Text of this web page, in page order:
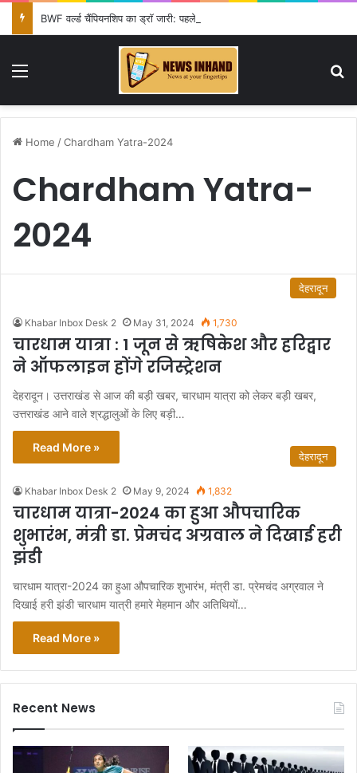
Menu
Home /Chardham Yatra-2024
Chardham Yatra-
2024
देहरादून
Khabar Inbox Desk 2 May 31, 2024 1,730
चारधाम यात्रा : 1 जून से ऋषिकेश और हरिद्वार
ने ऑफलाइन होंगे रजिस्ट्रेशन
देहरादून। उत्तराखंड से आज की बड़ी खबर, चारधाम यात्रा को लेकर बड़ी खबर,
उत्तराखंड आने वाले श्रद्धालुओं के लिए बड़ी…
Read More »
देहरादून
Khabar Inbox Desk 2 May 9, 2024 1,832
चारधाम यात्रा-2024 का हुआ औपचारिक
शुभारंभ, मंत्री डा. प्रेमचंद अग्रवाल ने दिखाई हरी
झंडी
चारधाम यात्रा-2024 का हुआ औपचारिक शुभारंभ, मंत्री डा. प्रेमचंद अग्रवाल ने
दिखाई हरी झंडी चारधाम यात्री हमारे मेहमान और अतिथियों…
Read More »
Recent News